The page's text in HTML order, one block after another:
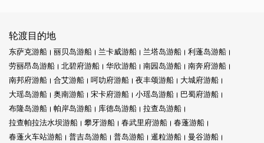
轮渡目的地
东萨克游船 丽贝岛游船 兰卡威游船 兰塔岛游船
利蓬岛游船
劳丽昂岛游船
北碧府游船 华欣游船 南园岛游船
南奔府游船
南邦府游船
合艾游船 呵叻府游船 夜丰颂游船
大城府游船
大瑶岛游船
奥南游船 宋卡府游船 小瑶岛游船
巴蜀府游船
布隆岛游船
帕岸岛游船 库德岛游船
拉查岛游船
拉查帕拉法水坝游船
攀牙游船 春武里府游船
春蓬游船
春蓬火车站游船
普吉岛游船 普岛游船 暹粒游船
曼谷游船